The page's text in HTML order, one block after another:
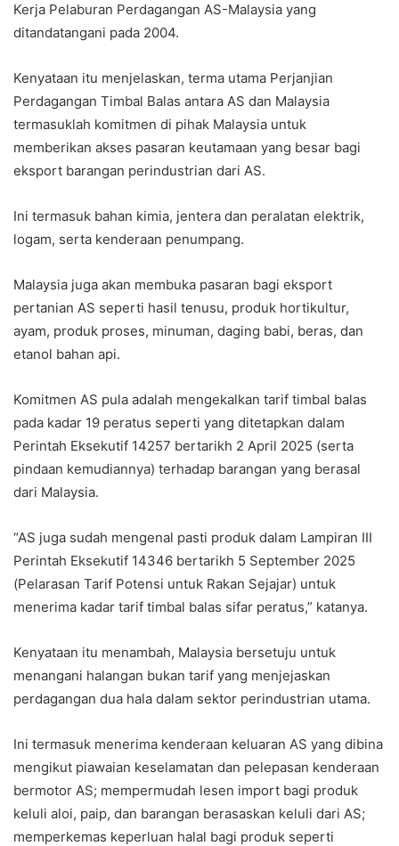
Kerja Pelaburan Perdagangan AS-Malaysia yang
ditandatangani pada 2004.
Kenyataan itu menjelaskan, terma utama Perjanjian
Perdagangan Timbal Balas antara AS dan Malaysia
termasuklah komitmen di pihak Malaysia untuk
memberikan akses pasaran keutamaan yang besar bagi
eksport barangan perindustrian dari AS.
Ini termasuk bahan kimia, jentera dan peralatan elektrik,
logam, serta kenderaan penumpang.
Malaysia juga akan membuka pasaran bagi eksport
pertanian AS seperti hasil tenusu, produk hortikultur,
ayam, produk proses, minuman, daging babi, beras, dan
etanol bahan api.
Komitmen AS pula adalah mengekalkan tarif timbal balas
pada kadar 19 peratus seperti yang ditetapkan dalam
Perintah Eksekutif 14257 bertarikh 2 April 2025 (serta
pindaan kemudiannya) terhadap barangan yang berasal
dari Malaysia.
“AS juga sudah mengenal pasti produk dalam Lampiran III
Perintah Eksekutif 14346 bertarikh 5 September 2025
(Pelarasan Tarif Potensi untuk Rakan Sejajar) untuk
menerima kadar tarif timbal balas sifar peratus,” katanya.
Kenyataan itu menambah, Malaysia bersetuju untuk
menangani halangan bukan tarif yang menjejaskan
perdagangan dua hala dalam sektor perindustrian utama.
Ini termasuk menerima kenderaan keluaran AS yang dibina
mengikut piawaian keselamatan dan pelepasan kenderaan
bermotor AS; mempermudah lesen import bagi produk
keluli aloi, paip, dan barangan berasaskan keluli dari AS;
memperkemas keperluan halal bagi produk seperti